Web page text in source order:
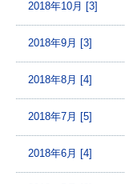
2018年10月 [3]
2018年9月 [3]
2018年8月 [4]
2018年7月 [5]
2018年6月 [4]